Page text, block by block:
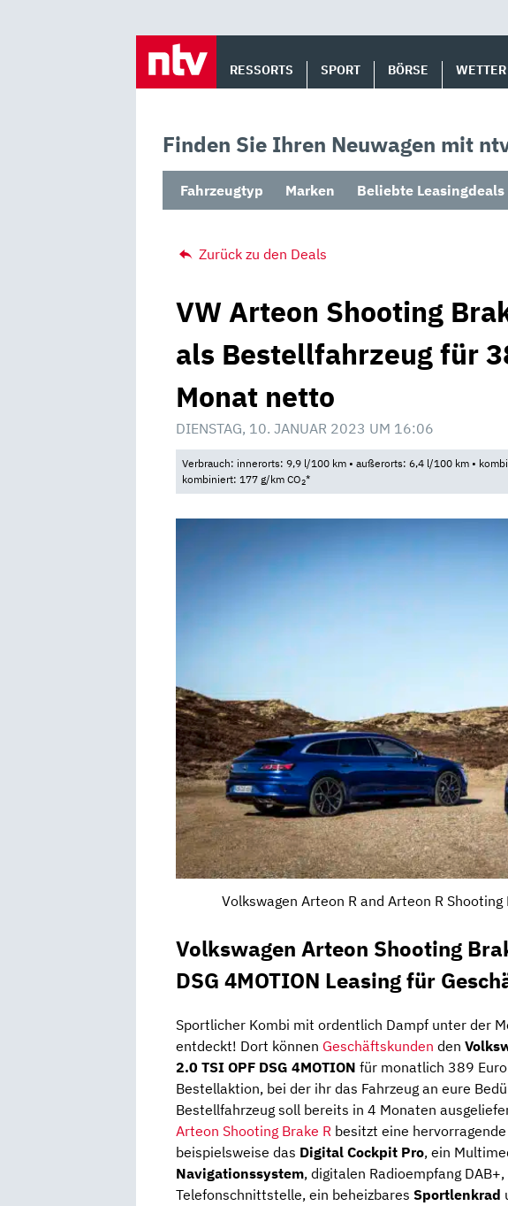
RESSORTS SPORT BÖRSE WETTER
Finden Sie Ihren Neuwagen mit
Fahrzeugtyp Marken Beliebte Leasingdeals
Zurück zu den Deals
VW Arteon Shooting
als Bestellfahrzeug für
Monat netto
DIENSTAG, 10. JANUAR 2023 UM 16:06
Verbrauch: innerorts: 9,9 l/100 km • außerorts: 6,4 l/100 km •
kombiniert: 177 g/km CO2*
Volkswagen Arteon R and Arteon R
Volkswagen Arteon Shooting
DSG 4MOTION Leasing für
Sportlicher Kombi mit ordentlich Dampf unter der
entdeckt! Dort können Geschäftskunden den
2.0 TSI OPF DSG 4MOTION für monatlich 389
Bestellaktion, bei der ihr das Fahrzeug an eure
Bestellfahrzeug soll bereits in 4 Monaten
Arteon Shooting Brake R besitzt eine
beispielsweise das Digital Cockpit Pro, ein
Navigationssystem, digitalen Radioempfang
Telefonschnittstelle, ein beheizbares Sportlenkrad